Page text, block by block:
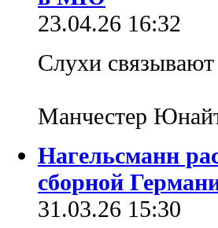
23.04.26 16:32
Слухи связывают
Манчестер
Нагельсманн
сборной
31.03.26 15:30